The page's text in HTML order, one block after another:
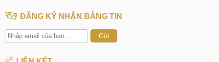
ĐĂNG KÝ NHẬN BẢNG TIN
Gửi